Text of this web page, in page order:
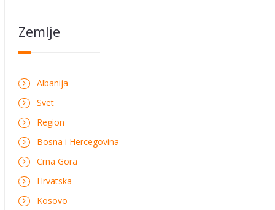
Zemlje
Albanija
Svet
Region
Bosna i Hercegovina
Crna Gora
Hrvatska
Kosovo